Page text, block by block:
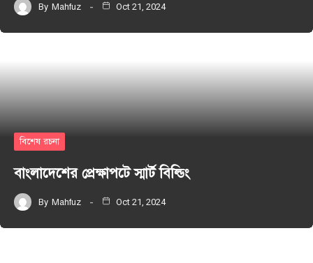
By Mahfuz Oct 21, 2024
বিশেষ রচনা
বাংলাদেশের প্রেক্ষাপটে স্মার্ট বিল্ডিং
By Mahfuz Oct 21, 2024